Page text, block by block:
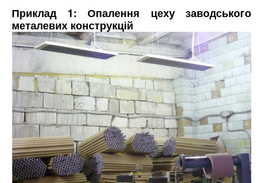
Приклад 1: Опалення цеху заводського
металевих конструкцій